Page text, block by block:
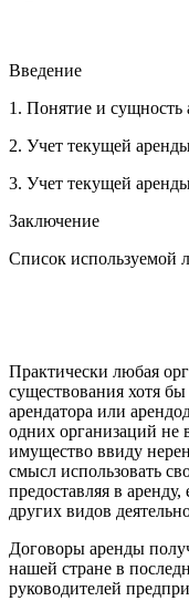
Введение
1. Понятие и сущность
2. Учет текущей
3. Учет текущей
Заключение
Список используемой
Практически любая
существования хотя
арендатора или
одних организаций не
имущество ввиду
смысл использовать
предоставляя в
других видов
Договоры аренды
нашей стране в
руководителей